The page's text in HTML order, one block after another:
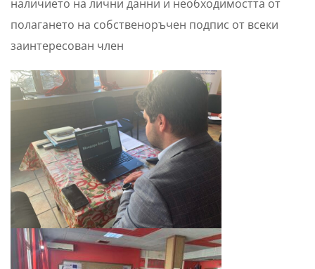
наличието на лични данни и необходимостта от
полагането на собственоръчен подпис от всеки
заинтересован член